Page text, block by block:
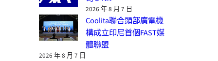
2026 年 8 月 7 日
Coolita聯合頭部廣電機
構成立印尼首個FAST媒
體聯盟
2026 年 8 月 7 日